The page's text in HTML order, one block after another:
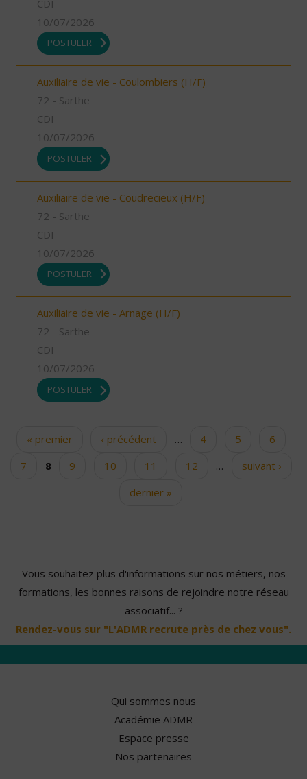
CDI
10/07/2026
POSTULER
Auxiliaire de vie - Coulombiers (H/F)
72 - Sarthe
CDI
10/07/2026
POSTULER
Auxiliaire de vie - Coudrecieux (H/F)
72 - Sarthe
CDI
10/07/2026
POSTULER
Auxiliaire de vie - Arnage (H/F)
72 - Sarthe
CDI
10/07/2026
POSTULER
Pages« premier ‹ précédent … 4 5
6
7
8 9 10 11 12 …
suivant ›
dernier »
Vous souhaitez plus d'informations sur nos métiers, nos
formations, les bonnes raisons de rejoindre notre réseau
associatif... ?
Rendez-vous sur "L'ADMR recrute près de chez vous".
Qui sommes nous
Académie ADMR
Espace presse
Nos partenaires